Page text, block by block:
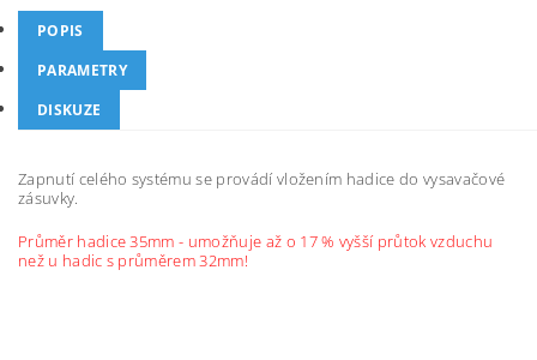
POPIS
PARAMETRY
DISKUZE
Zapnutí celého systému se provádí vložením hadice do vysavačové
zásuvky.
Průměr hadice 35mm - umožňuje až o 17 % vyšší průtok vzduchu
než u hadic s průměrem 32mm!